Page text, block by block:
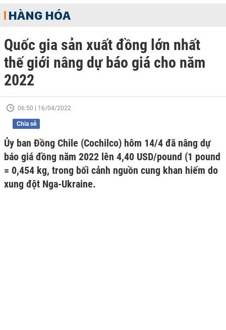
HÀNG HÓA
Quốc gia sản xuất đồng lớn nhất
thế giới nâng dự báo giá cho năm
2022
06:50 | 16/04/2022
Chia sẻ
Ủy ban Đồng Chile (Cochilco) hôm 14/4 đã nâng dự
báo giá đồng năm 2022 lên 4,40 USD/pound (1 pound
= 0,454 kg, trong bối cảnh nguồn cung khan hiếm do
xung đột Nga-Ukraine.